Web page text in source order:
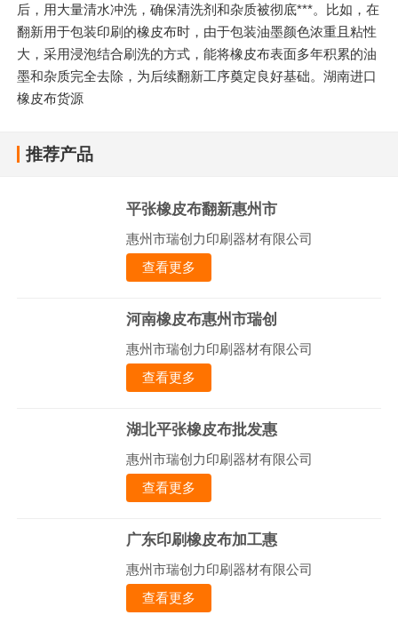
后，用大量清水冲洗，确保清洗剂和杂质被彻底***。比如，在
翻新用于包装印刷的橡皮布时，由于包装油墨颜色浓重且粘性
大，采用浸泡结合刷洗的方式，能将橡皮布表面多年积累的油
墨和杂质完全去除，为后续翻新工序奠定良好基础。湖南进口
橡皮布货源
推荐产品
平张橡皮布翻新惠州市
惠州市瑞创力印刷器材有限公司
查看更多
河南橡皮布惠州市瑞创
惠州市瑞创力印刷器材有限公司
查看更多
湖北平张橡皮布批发惠
惠州市瑞创力印刷器材有限公司
查看更多
广东印刷橡皮布加工惠
惠州市瑞创力印刷器材有限公司
查看更多